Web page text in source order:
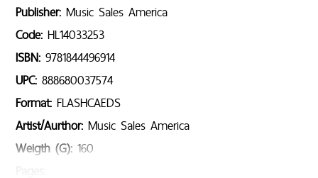
Publisher:Music Sales America
Code:HL14033253
ISBN:9781844496914
UPC:888680037574
Format:FLASHCAEDS
Artist/Aurthor:Music Sales America
Weigth (G):160